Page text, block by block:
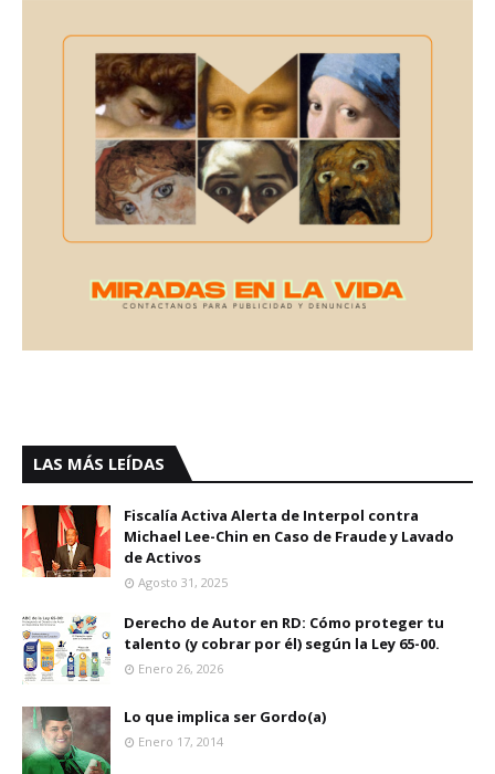
LAS MÁS LEÍDAS
Fiscalía Activa Alerta de Interpol contra
Michael Lee-Chin en Caso de Fraude y Lavado
de Activos
Agosto 31, 2025
Derecho de Autor en RD: Cómo proteger tu
talento (y cobrar por él) según la Ley 65-00.
Enero 26, 2026
Lo que implica ser Gordo(a)
Enero 17, 2014